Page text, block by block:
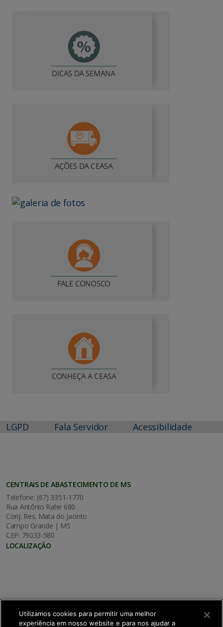
LGPD Fala Servidor Acessibilidade
CENTRAIS DE ABASTECIMENTO DE MS
Telefone: (67) 3351-1770
Rua Antônio Rahe 680
Conj. Res. Mata do Jacinto
Campo Grande | MS
CEP: 79033-580
LOCALIZAÇÃO
Utilizamos cookies para permitir uma melhor
experiência em nosso website e para nos ajudar a